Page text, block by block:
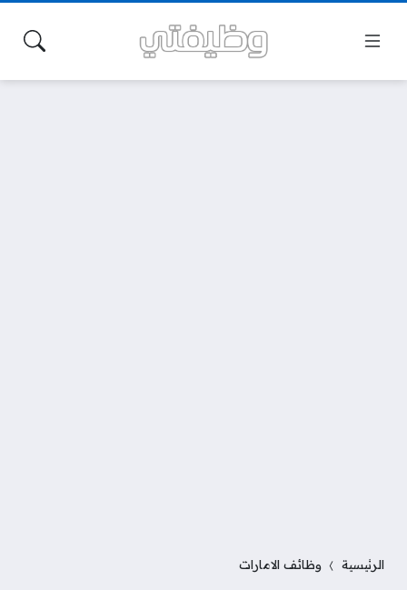
الرئيسية وظائف الامارات